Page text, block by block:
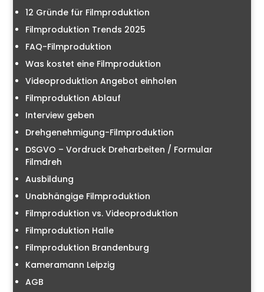
12 Gründe für Filmproduktion
Filmproduktion Trends 2025
FAQ-Filmproduktion
Was kostet eine Filmproduktion
Videoproduktion Angebot einholen
Filmproduktion Ablauf
Interview geben
Drehgenehmigung-Filmproduktion
DSGVO – Vordruck Dreharbeiten / Formular
Filmdreh
Ausbildung
Unabhängige Filmproduktion
Filmproduktion vs. Videoproduktion
Filmproduktion Halle
Filmproduktion Brandenburg
Kameramann Leipzig
AGB